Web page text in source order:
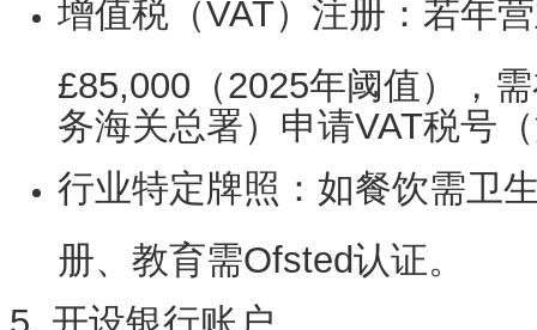
增值税（VAT）注册 ：若年
£85,000（2025年阈值），
务海关总署）申请VAT税号
行业特定牌照 ：如餐饮需卫
册、教育需Ofsted认证。